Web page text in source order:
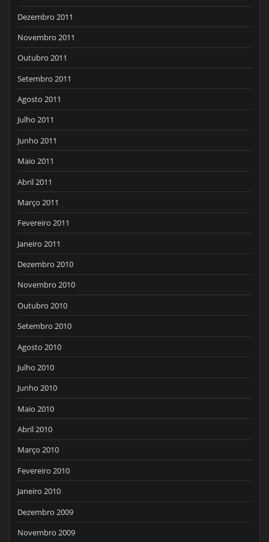
Dezembro 2011
Novembro 2011
Outubro 2011
Setembro 2011
Agosto 2011
Julho 2011
Junho 2011
Maio 2011
Abril 2011
Março 2011
Fevereiro 2011
Janeiro 2011
Dezembro 2010
Novembro 2010
Outubro 2010
Setembro 2010
Agosto 2010
Julho 2010
Junho 2010
Maio 2010
Abril 2010
Março 2010
Fevereiro 2010
Janeiro 2010
Dezembro 2009
Novembro 2009